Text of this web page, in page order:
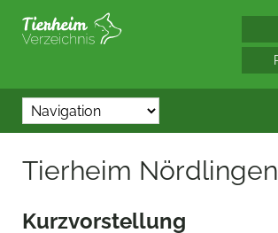
*/?> bool(false)
Tierheim Nördlingen
Kurzvorstellung